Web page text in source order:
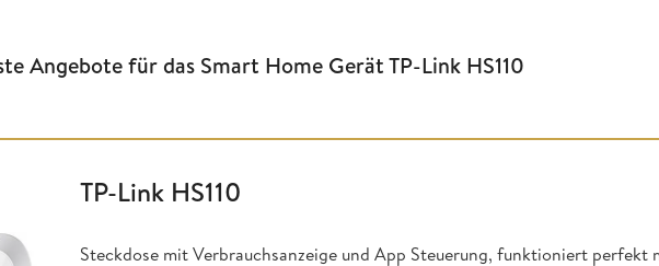
Angebote für das Smart Home Gerät TP-Link HS110
TP-Link HS110
Steckdose mit Verbrauchsanzeige und App Steuerung, funktioniert perfekt